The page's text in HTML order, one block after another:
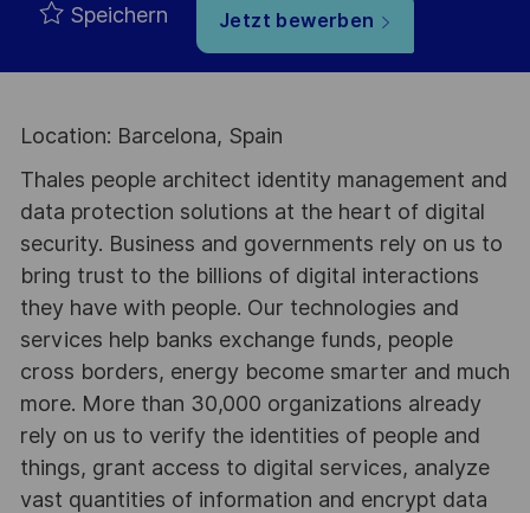
Speichern Jetzt bewerben
Location: Barcelona, Spain
Thales people architect identity management and
data protection solutions at the heart of digital
security. Business and governments rely on us to
bring trust to the billions of digital interactions
they have with people. Our technologies and
services help banks exchange funds, people
cross borders, energy become smarter and much
more. More than 30,000 organizations already
rely on us to verify the identities of people and
things, grant access to digital services, analyze
vast quantities of information and encrypt data